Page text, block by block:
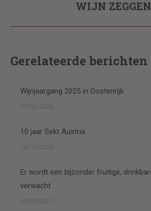
pagina
WIJN ZEGGEN
Gerelateerde berichten
Wijnjaargang 2025 in Oostenrijk
10 jaar Sekt Austria
Er wordt een bijzonder fruitige,
verwacht